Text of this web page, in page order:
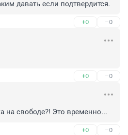
давать если подтвердится.
+0 –0
+0 –0
на свободе?! Это временно...
+0 –0